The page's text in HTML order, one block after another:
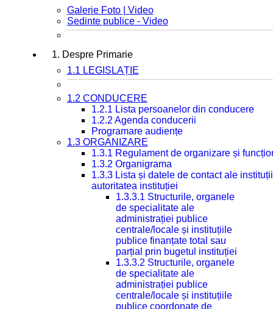
Galerie Foto | Video
Sedinte publice - Video
1. Despre Primarie
1.1 LEGISLAȚIE
1.2 CONDUCERE
1.2.1 Lista persoanelor din conducere
1.2.2 Agenda conducerii
Programare audiențe
1.3 ORGANIZARE
1.3.1 Regulament de organizare și
1.3.2 Organigrama
1.3.3 Lista și datele de contact ale
autoritatea instituției
1.3.3.1 Structurile, organele
de specialitate ale
administrației publice
centrale/locale și instituțiile
publice finanțate total sau
parțial prin bugetul instituției
1.3.3.2 Structurile, organele
de specialitate ale
administrației publice
centrale/locale și instituțiile
publice coordonate de